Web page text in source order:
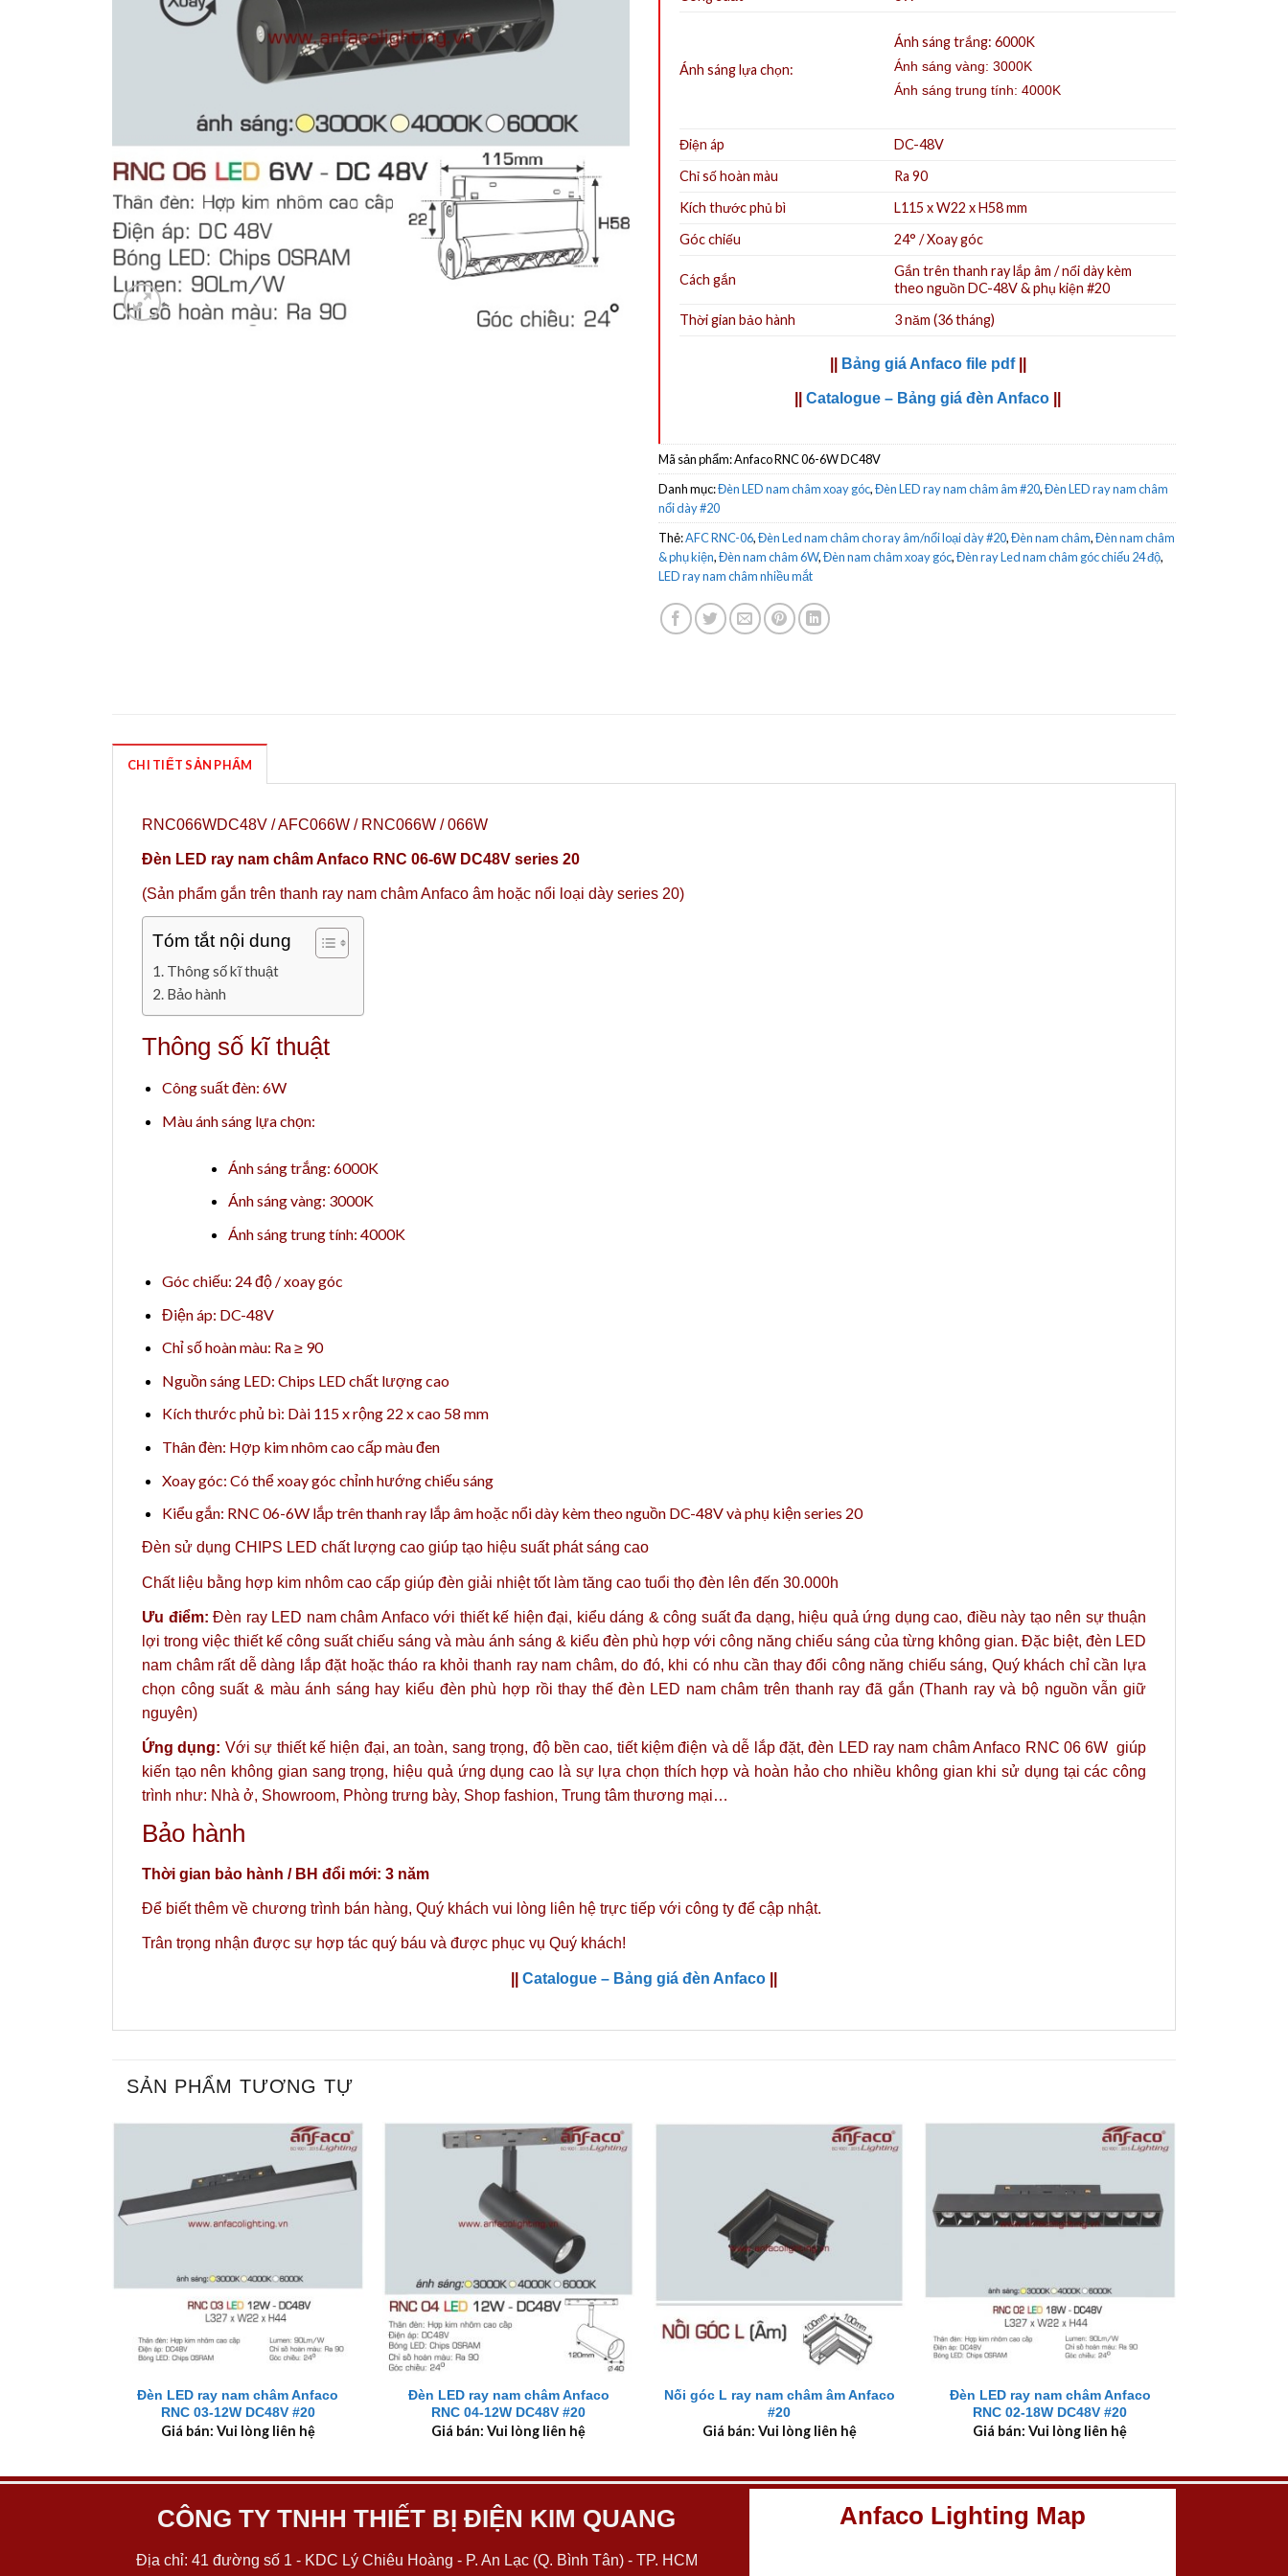
Ánh sáng lựa chọn:
Ánh sáng trắng: 6000K
Ánh sáng vàng: 3000K
Ánh sáng trung tính: 4000K
Điện áp
DC-48V
Chỉ số hoàn màu
Ra 90
Kích thước phủ bì
L115 x W22 x H58 mm
Góc chiếu
24° / Xoay góc
Cách gắn
Gắn trên thanh raylắp âm / nổidày kèm
theonguồn DC-48V&phụ kiện #20
Thời gian bảo hành
3 năm (36 tháng)
Bảng giá Anfaco file pdf
Catalogue – Bảng giá đèn Anfaco
Mã sản phẩm:Anfaco RNC 06-6W DC48V
Danh mục:Đèn LED nam châm xoay góc,Đèn LED ray nam châm âm #20,Đèn LED ray nam châm
nổi dày #20
Thẻ:AFC RNC-06,Đèn Led nam châm cho ray âm/nổi loại dày #20,Đèn nam châm,Đèn nam châm
& phụ kiện,Đèn nam châm 6W,Đèn nam châm xoay góc,Đèn ray Led nam châm góc chiếu 24 độ,
LED ray nam châm nhiều mắt
CHI TIẾT SẢN PHẨM
RNC066WDC48V / AFC066W / RNC066W / 066W
Đèn LED ray nam châm Anfaco RNC 06-6W DC48V series 20
(Sản phẩm gắn trên thanh ray nam châm Anfaco âm hoặc nổi loại dày series 20)
Tóm tắt nội dung
Thông số kĩ thuật
Bảo hành
Thông số kĩ thuật
Công suất đèn: 6W
Màu ánh sáng lựa chọn:
Ánh sáng trắng: 6000K
Ánh sáng vàng: 3000K
Ánh sáng trung tính: 4000K
Góc chiếu: 24 độ / xoay góc
Điện áp: DC-48V
Chỉ số hoàn màu: Ra ≥ 90
Nguồn sáng LED: Chips LED chất lượng cao
Kích thước phủ bì: Dài 115 x rộng 22 x cao 58 mm
Thân đèn: Hợp kim nhôm cao cấp màu đen
Xoay góc: Có thể xoay góc chỉnh hướng chiếu sáng
Kiểu gắn: RNC 06-6W lắp trên thanh ray lắp âm hoặc nổidày kèm theonguồn DC-48Vvàphụ kiệnseries 20
Đèn sử dụng CHIPS LED chất lượng cao giúp tạo hiệu suất phát sáng cao
Chất liệu bằng hợp kim nhôm cao cấp giúp đèn giải nhiệt tốt làm tăng cao tuổi thọ đèn lên đến 30.000h
Ưu điểm: Đèn ray LED nam châm Anfaco với thiết kế hiện đại, kiểu dáng & công suất đa dạng, hiệu quả ứng dụng cao, điều này tạo nên sự thuận
lợi trong việc thiết kế công suất chiếu sáng và màu ánh sáng & kiểu đèn phù hợp với công năng chiếu sáng của từng không gian. Đặc biệt, đèn LED
nam châm rất dễ dàng lắp đặt hoặc tháo ra khỏi thanh ray nam châm, do đó, khi có nhu cần thay đổi công năng chiếu sáng, Quý khách chỉ cần lựa
chọn công suất & màu ánh sáng hay kiểu đèn phù hợp rồi thay thế đèn LED nam châm trên thanh ray đã gắn (Thanh ray và bộ nguồn vẫn giữ
nguyên)
Ứng dụng: Với sự thiết kế hiện đại, an toàn, sang trọng, độ bền cao, tiết kiệm điện và dễ lắp đặt, đèn LED ray nam châm Anfaco RNC 06 6W giúp
kiến tạo nên không gian sang trọng, hiệu quả ứng dụng cao là sự lựa chọn thích hợp và hoàn hảo cho nhiều không gian khi sử dụng tại các công
trình như: Nhà ở, Showroom, Phòng trưng bày, Shop fashion, Trung tâm thương mại…
Bảo hành
Thời gian bảo hành / BH đổi mới: 3 năm
Để biết thêm về chương trình bán hàng, Quý khách vui lòng liên hệ trực tiếp với công ty để cập nhật.
Trân trọng nhận được sự hợp tác quý báu và được phục vụ Quý khách!
Catalogue – Bảng giá đèn Anfaco
SẢN PHẨM TƯƠNG TỰ
+
Đèn LED ray nam châm Anfaco
RNC 03-12W DC48V #20
Giá bán: Vui lòng liên hệ
+
Đèn LED ray nam châm Anfaco
RNC 04-12W DC48V #20
Giá bán: Vui lòng liên hệ
Nối góc L ray nam châm âm Anfaco
#20
Giá bán: Vui lòng liên hệ
+
Đèn LED ray nam châm Anfaco
RNC 02-18W DC48V #20
Giá bán: Vui lòng liên hệ
CÔNG TY TNHH THIẾT BỊ ĐIỆN KIM QUANG
Địa chỉ: 41 đường số 1 - KDC Lý Chiêu Hoàng - P. An Lạc (Q. Bình Tân) - TP. HCM
Anfaco Lighting Map